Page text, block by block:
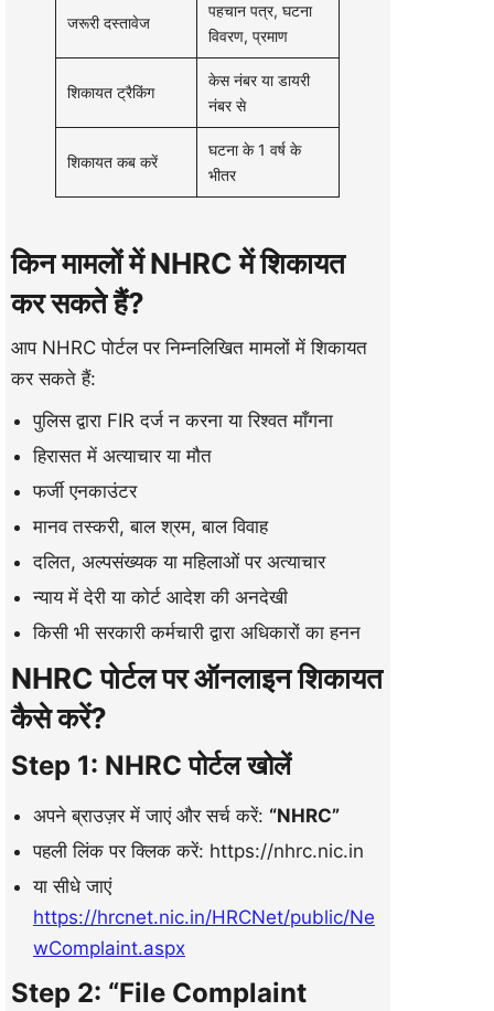
जरूरी दस्तावेज
पहचान पत्र, घटना
विवरण, प्रमाण
शिकायत ट्रैकिंग
केस नंबर या डायरी
नंबर से
शिकायत कब करें
घटना के 1 वर्ष के
भीतर
किन मामलों में NHRC में शिकायत
कर सकते हैं?
आप NHRC पोर्टल पर निम्नलिखित मामलों में शिकायत
कर सकते हैं:
पुलिस द्वारा FIR दर्ज न करना या रिश्वत माँगना
हिरासत में अत्याचार या मौत
फर्जी एनकाउंटर
मानव तस्करी, बाल श्रम, बाल विवाह
दलित, अल्पसंख्यक या महिलाओं पर अत्याचार
न्याय में देरी या कोर्ट आदेश की अनदेखी
किसी भी सरकारी कर्मचारी द्वारा अधिकारों का हनन
NHRC पोर्टल पर ऑनलाइन शिकायत
कैसे करें?
Step 1: NHRC पोर्टल खोलें
अपने ब्राउज़र में जाएं और सर्च करें: “NHRC”
पहली लिंक पर क्लिक करें: https://nhrc.nic.in
या सीधे जाएं
https://hrcnet.nic.in/HRCNet/public/Ne
wComplaint.aspx
Step 2: “File Complaint